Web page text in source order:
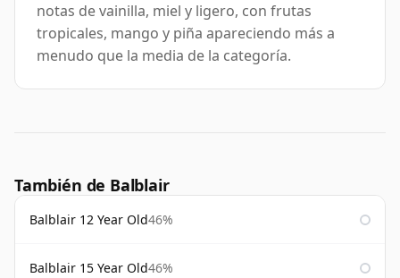
notas de vainilla, miel y ligero, con frutas
tropicales, mango y piña apareciendo más a
menudo que la media de la categoría.
También de Balblair
Balblair 12 Year Old46%
Balblair 15 Year Old46%